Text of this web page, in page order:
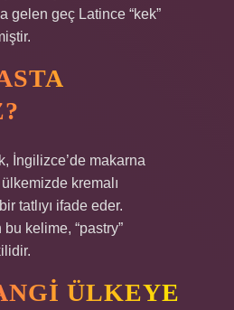
gelen geç Latince “kek”
İngilizce’de makarna
kremalı
tatlıyı ifade eder.
kelime, “pastry”
ÜLKEYE